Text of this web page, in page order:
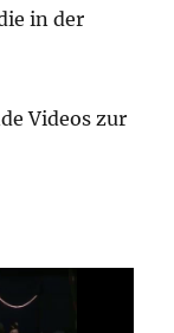
in der
Videos zur